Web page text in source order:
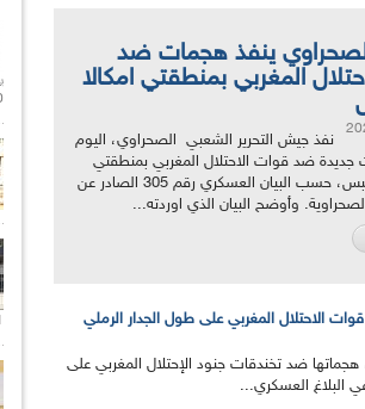
ينفذ هجمات ضد
المغربي بمنطقتي امكالا
نفذ جيش التحرير الشعبي الصحراوي، اليوم
جديدة ضد قوات الاحتلال المغربي بمنطقتي
امكالا والمحبس، حسب البيان العسكري رقم 305 الصادر عن
وأوضح البيان الذي اوردته...
الاحتلال المغربي على طول الجدار الرملي
ضد تخندقات جنود الإحتلال المغربي على
البلاغ العسكري...